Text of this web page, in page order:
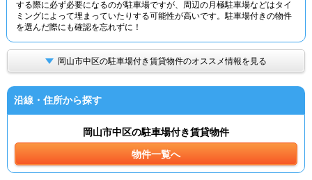
TOP
する際に必ず必要になるのが駐車場ですが、周辺の月極駐車場などはタイ
ミングによって埋まっていたりする可能性が高いです。駐車場付きの物件
を選んだ際にも確認を忘れずに！
岡山市中区の駐車場付き賃貸物件のオススメ情報を見る
沿線・住所から探す
岡山市中区の駐車場付き賃貸物件
物件一覧へ